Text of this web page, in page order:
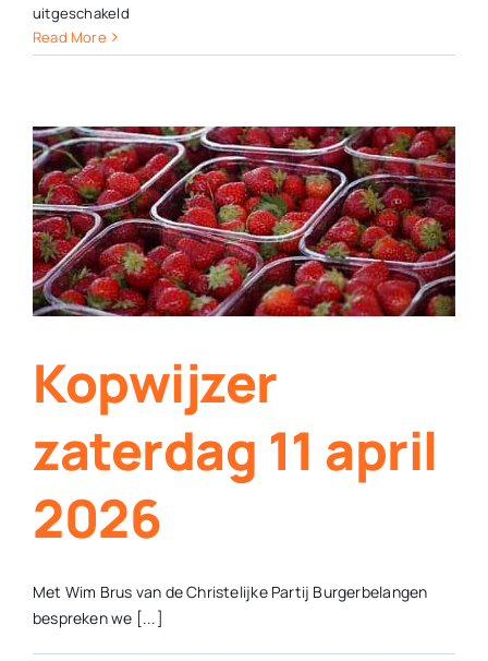
uitgeschakeldvoor
krijgen
Duinen
Zathe
Read More
Kopwijzer
zaterdag 11 april
2026
Met Wim Brus van de Christelijke Partij Burgerbelangen
bespreken we [...]